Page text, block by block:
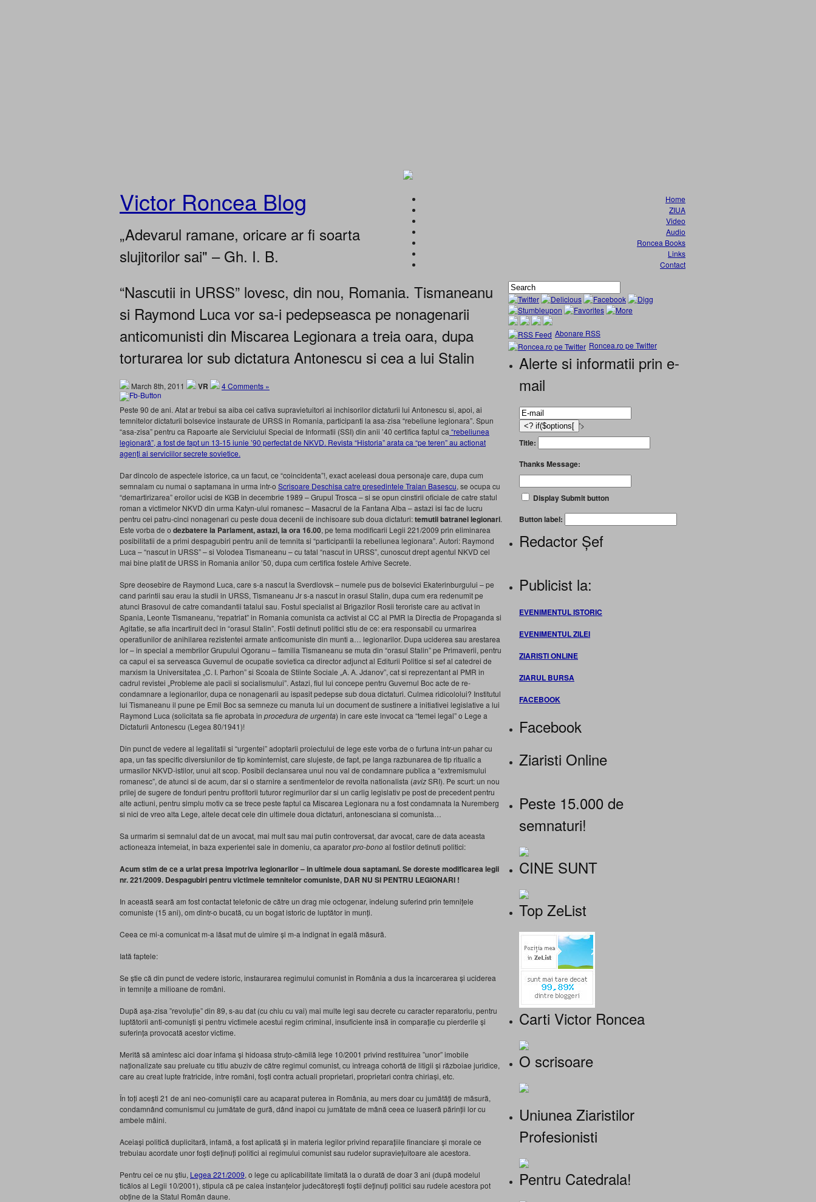
Victor Roncea Blog
„Adevarul ramane, oricare ar fi soarta
slujitorilor sai" – Gh. I. B.
Home
ZIUA
Video
Audio
Roncea Books
Links
Contact
“Nascutii in URSS” lovesc, din nou, Romania. Tismaneanu
si Raymond Luca vor sa-i pedepseasca pe nonagenarii
anticomunisti din Miscarea Legionara a treia oara, dupa
torturarea lor sub dictatura Antonescu si cea a lui Stalin
March 8th, 2011 VR 4 Comments »
Peste 90 de ani. Atat ar trebui sa aiba cei cativa supravietuitori ai inchisorilor dictaturii lui Antonescu si, apoi, ai
temnitelor dictaturii bolsevice instaurate de URSS in Romania, participanti la asa-zisa “rebeliune legionara”. Spun
“asa-zisa” pentru ca Rapoarte ale Serviciului Special de Informatii (SSI) din anii ’40 certifica faptul ca “rebeliunea
legionară”, a fost de fapt un 13-15 iunie ’90 perfectat de NKVD. Revista “Historia” arata ca “pe teren” au actionat
agenţi ai serviciilor secrete sovietice.
Dar dincolo de aspectele istorice, ca un facut, ce “coincidenta”!, exact aceleasi doua personaje care, dupa cum
semnalam cu numai o saptamana in urma intr-o Scrisoare Deschisa catre presedintele Traian Basescu, se ocupa cu
“demartirizarea” eroilor ucisi de KGB in decembrie 1989 – Grupul Trosca – si se opun cinstirii oficiale de catre statul
roman a victimelor NKVD din urma Katyn-ului romanesc – Masacrul de la Fantana Alba – astazi isi fac de lucru
pentru cei patru-cinci nonagenari cu peste doua decenii de inchisoare sub doua dictaturi:temutii batranei legionari.
Este vorba de o dezbatere la Parlament, astazi, la ora 16.00, pe tema modificarii Legii 221/2009 prin eliminarea
posibilitatii de a primi despagubiri pentru anii de temnita si “participantii la rebeliunea legionara”. Autori: Raymond
Luca – “nascut in URSS” – si Volodea Tismaneanu – cu tatal “nascut in URSS”, cunoscut drept agentul NKVD cel
mai bine platit de URSS in Romania anilor ’50, dupa cum certifica fostele Arhive Secrete.
Spre deosebire de Raymond Luca, care s-a nascut la Sverdlovsk – numele pus de bolsevici Ekaterinburgului – pe
cand parintii sau erau la studii in URSS, Tismaneanu Jr s-a nascut in orasul Stalin, dupa cum era redenumit pe
atunci Brasovul de catre comandantii tatalui sau. Fostul specialist al Brigazilor Rosii teroriste care au activat in
Spania, Leonte Tismaneanu, “repatriat” in Romania comunista ca activist al CC al PMR la Directia de Propaganda si
Agitatie, se afla incartiruit deci in “orasul Stalin”. Fostii detinuti politici stiu de ce: era responsabil cu urmarirea
operatiunilor de anihilarea rezistentei armate anticomuniste din munti a… legionarilor. Dupa uciderea sau arestarea
lor – in special a membrilor Grupului Ogoranu – familia Tismaneanu se muta din “orasul Stalin” pe Primaverii, pentru
ca capul ei sa serveasca Guvernul de ocupatie sovietica ca director adjunct al Editurii Politice si sef al catedrei de
marxism la Universitatea „C. I. Parhon” si Scoala de Stiinte Sociale „A. A. Jdanov”, cat si reprezentant al PMR in
cadrul revistei „Probleme ale pacii si socialismului”. Astazi, fiul lui concepe pentru Guvernul Boc acte de re-
condamnare a legionarilor, dupa ce nonagenarii au ispasit pedepse sub doua dictaturi. Culmea ridicololui? Institutul
lui Tismaneanu il pune pe Emil Boc sa semneze cu manuta lui un document de sustinere a initiativei legislative a lui
Raymond Luca (solicitata sa fie aprobata in procedura de urgenta) in care este invocat ca “temei legal” o Lege a
Dictaturii Antonescu (Legea 80/1941)!
Din punct de vedere al legalitatii si “urgentei” adoptarii proiectului de lege este vorba de o furtuna intr-un pahar cu
apa, un fas specific diversiunilor de tip kominternist, care slujeste, de fapt, pe langa razbunarea de tip ritualic a
urmasilor NKVD-istilor, unui alt scop. Posibil declansarea unui nou val de condamnare publica a “extremismului
romanesc”, de atunci si de acum, dar si o starnire a sentimentelor de revolta nationalista (avizSRI). Pe scurt: un nou
prilej de sugere de fonduri pentru profitorii tuturor regimurilor dar si un carlig legislativ pe post de precedent pentru
alte actiuni, pentru simplu motiv ca se trece peste faptul ca Miscarea Legionara nu a fost condamnata la Nuremberg
si nici de vreo alta Lege, altele decat cele din ultimele doua dictaturi, antonesciana si comunista…
Sa urmarim si semnalul dat de un avocat, mai mult sau mai putin controversat, dar avocat, care de data aceasta
actioneaza intemeiat, in baza experientei sale in domeniu, ca aparatorpro-bonoal fostilor detinuti politici:
Acum stim de ce a urlat presa impotriva legionarilor – in ultimele doua saptamani. Se doreste modificarea legii
nr. 221/2009. Despagubiri pentru victimele temnitelor comuniste, DAR NU SI PENTRU LEGIONARI !
In această seară am fost contactat telefonic de către un drag mie octogenar, îndelung suferind prin temnițele
comuniste (15 ani), om dintr-o bucată, cu un bogat istoric de luptător în munți.
Ceea ce mi-a comunicat m-a lăsat mut de uimire și m-a indignat în egală măsură.
Iată faptele:
Se știe că din punct de vedere istoric, instaurarea regimului comunist în România a dus la încarcerarea și uciderea
în temnițe a milioane de români.
După așa-zisa ”revoluție” din 89, s-au dat (cu chiu cu vai) mai multe legi sau decrete cu caracter reparatoriu, pentru
luptătorii anti-comuniști și pentru victimele acestui regim criminal, insuficiente însă în comparație cu pierderile și
suferința provocată acestor victime.
Merită să amintesc aici doar infama și hidoasa struțo-cămilă lege 10/2001 privind restituirea ”unor” imobile
naționalizate sau preluate cu titlu abuziv de către regimul comunist, cu întreaga cohortă de litigii și războiae juridice,
care au creat lupte fratricide, între români, foști contra actuali proprietari, proprietari contra chiriași, etc.
În toți acești 21 de ani neo-comuniștii care au acaparat puterea în România, au mers doar cu jumătăți de măsură,
condamnând comunismul cu jumătate de gură, dând înapoi cu jumătate de mână ceea ce luaseră părinții lor cu
ambele mâini.
Aceiași politică duplicitară, infamă, a fost aplicată și în materia legilor privind reparațiile financiare și morale ce
trebuiau acordate unor foști deținuți politici ai regimului comunist sau rudelor supraviețuitoare ale acestora.
Pentru cei ce nu știu, Legea 221/2009, o lege cu aplicabilitate limitată la o durată de doar 3 ani (după modelul
ticălos al Legii 10/2001), stipula că pe calea instanțelor judecătorești foștii deținuți politici sau rudele acestora pot
obține de la Statul Român daune.
Abonare RSS
Roncea.ro pe Twitter
Alerte si informatii prin e-
mail
'>
Title:
Thanks Message:
Display Submit button
Button label:
Redactor Șef
Publicist la:
EVENIMENTUL ISTORIC
EVENIMENTUL ZILEI
ZIARISTI ONLINE
ZIARUL BURSA
FACEBOOK
Facebook
Ziaristi Online
Peste 15.000 de
semnaturi!
CINE SUNT
Top ZeList
Carti Victor Roncea
O scrisoare
Uniunea Ziaristilor
Profesionisti
Pentru Catedrala!